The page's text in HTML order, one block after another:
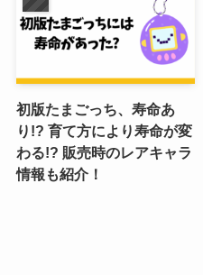
初版たまごっち、寿命あ
り!? 育て方により寿命が変
わる!? 販売時のレアキャラ
情報も紹介！